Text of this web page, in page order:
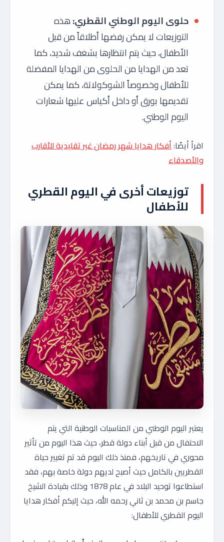
حلوى اليوم الوطني القطري:هذه
التوزيعات لا يمكن رفضها أطلاقاً من قبل
الأطفال، حيث يتم انتظارها بشغف شديد، كما
تعد من الهدايا من الحلوى من الهدايا المفضلة
للأطفال وخصوصاً الشوكولاتة، كما يمكن
تقديمها بورق أو داخل أكياس عليها شعارات
اليوم الوطني.
اقرأ أيضًا:أفكار هدايا شهر رمضان غير تقليدية للأقارب
والأصدقاء
توزيعات أخرى في اليوم القطري
للأطفال
يعتبر اليوم الوطني من المناسبات الوطنية التي يتم
الاحتفال من قبل أبناء دولة قطر، حيث هذا اليوم من تأثير
محوري في تاريخهم، فمنذ ذلك اليوم قد تم تغيير حياة
القطريين بالكامل حيث أصبح لديهم دولة خاصة بهم، فقد
استطاعوا توحيد البلاد في عام 1878 وذلك بقيادة الشيخ
جاسم بن محمد بن ثاني رحمه الله، حيث إليكم أفكار هدايا
اليوم القطري للأطفال: